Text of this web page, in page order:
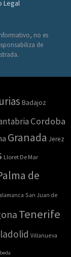
Legal
no es
de
Badajoz
Cordoba
Granada Jerez
Lloret De Mar
de
San Juan de
Tenerife
Villanueva